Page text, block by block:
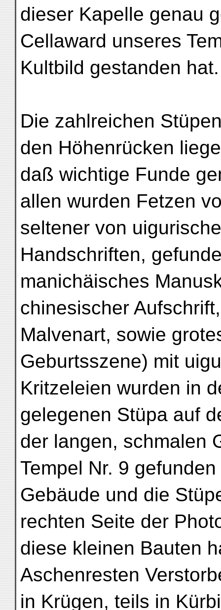
dieser Kapelle genau
Cellaward unseres
Kultbild gestanden hat.
Die zahlreichen
den Höhenrücken
daß wichtige Funde
allen wurden Fetzen
seltener von
Handschriften,
manichäisches
chinesischer
Malvenart, sowie
Geburtsszene) mit
Kritzeleien wurden in
gelegenen Stüpa auf
der langen, schmalen
Tempel Nr. 9
Gebäude und die
rechten Seite der
diese kleinen Bauten
Aschenresten
in Krügen, teils in